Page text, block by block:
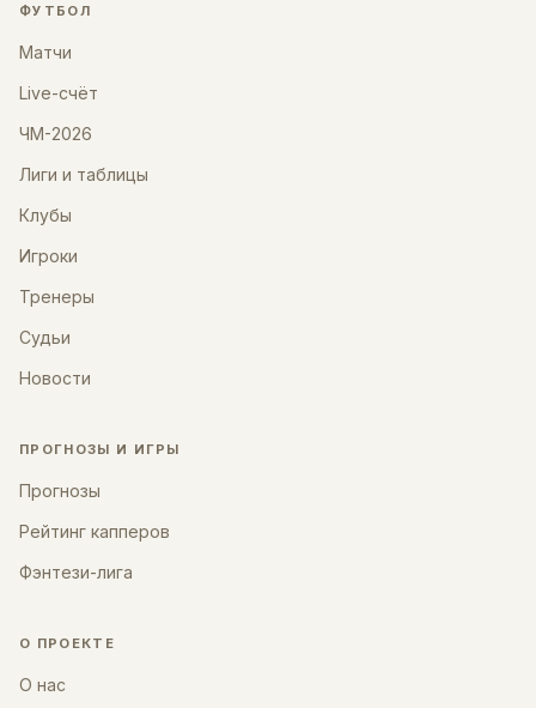
ФУТБОЛ
Матчи
Live-счёт
ЧМ-2026
Лиги и таблицы
Клубы
Игроки
Тренеры
Судьи
Новости
ПРОГНОЗЫ И ИГРЫ
Прогнозы
Рейтинг капперов
Фэнтези-лига
О ПРОЕКТЕ
О нас